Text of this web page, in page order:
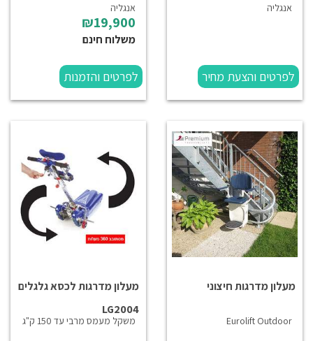
אנגליה
לפרטים והצעת מחיר
אנגליה
₪19,900
משלוח חינם
לפרטים והזמנות
מעלון מדרגות חיצוני
Eurolift Outdoor
מעלון מדרגות לכסא גלגלים
LG2004
משקל מעמס מרבי עד 150 ק"ג